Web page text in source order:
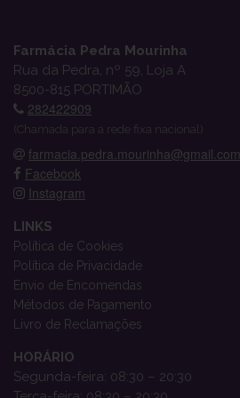
Farmácia Pedra Mourinha
Rua da Pedra, nº 59, Loja A
8500-815 PORTIMÃO
282422909
(Chamada para a rede fixa nacional)
farmacia.pedra.mourinha@gmail.com
Facebook
Instagram
LINKS
Política de Cookies
Política de Privacidade
Envio de Encomendas
Métodos de Pagamento
Livro de Reclamações
HORÁRIO
Segunda-feira: 08:30 – 20:30